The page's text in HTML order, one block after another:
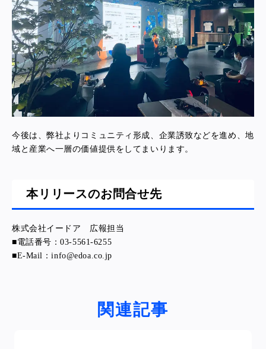
今後は、弊社よりコミュニティ形成、企業誘致などを進め、地
域と産業へ一層の価値提供をしてまいります。
本リリースのお問合せ先
株式会社イードア 広報担当
■電話番号：03-5561-6255
■E-Mail：info@edoa.co.jp
関連記事